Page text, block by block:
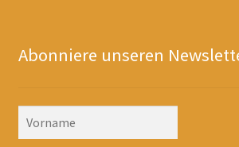
Abonniere unseren